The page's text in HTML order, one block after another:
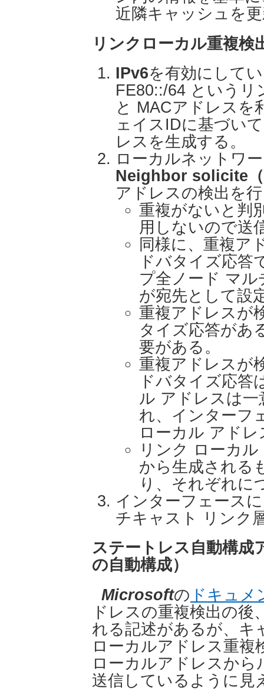
近隣キャッシュを
リンクローカル重複検
IPv6を有効にして
FE80::/64 という
と MACアドレスを
ェイスIDに基づい
レスを生成する。
ローカルネットワ
Neighbor solicite
アドレスの検出を
重複がないと判
用しないので送
同様に、重複ア
ドバタイズ応答
プ全ノード マ
が宛先として設
重複アドレスが
タイズ応答があ
要がある。
重複アドレスが
ドバタイズ応答
ル アドレスは一
れ、インターフ
ローカル アド
リンク ローカ
から生成される
り、それぞれに
インターフェース
チキャスト リンク
ステートレス自動構成
の自動構成）
Microsoftの ドキュメ
ドレスの重複検出の
れる記述があるが、キ
ローカルアドレス重複
ローカルアドレスから
送信しているように見